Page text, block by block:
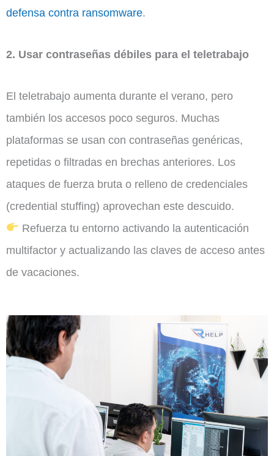
defensa contra ransomware.
2. Usar contraseñas débiles para el teletrabajo
El teletrabajo aumenta durante el verano, pero
también los accesos poco seguros. Muchas
plataformas se usan con contraseñas genéricas,
repetidas o filtradas en brechas anteriores. Los
ataques de fuerza bruta o relleno de credenciales
(credential stuffing) aprovechan este descuido.
Refuerza tu entorno activando la autenticación
multifactor y actualizando las claves de acceso antes
de vacaciones.